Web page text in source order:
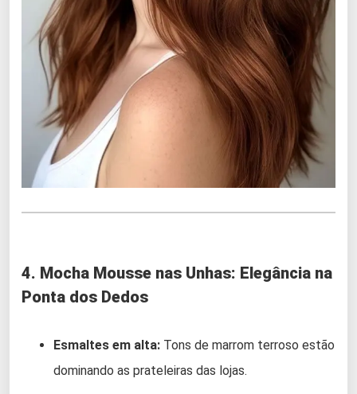
4. Mocha Mousse nas Unhas: Elegância na
Ponta dos Dedos
Esmaltes em alta: Tons de marrom terroso estão
dominando as prateleiras das lojas.